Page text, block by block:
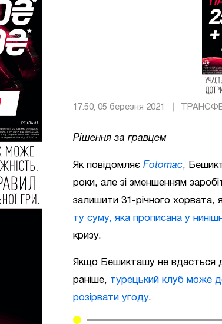
17:50, 05 березня 2021
Рішення за гравцем
Як повідомляє Fotomac,
роки, але зі зменшенням
залишити 31-річного хорвата,
ту суму, яка прописана у
кризу.
Якщо Бешикташу не вдасться
раніше, турецький клуб може
розірвати угоду.